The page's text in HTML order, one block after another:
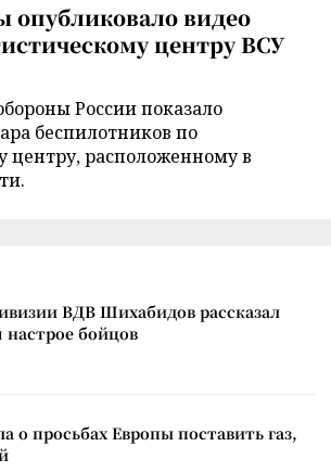
видео
центру ВСУ
России показало
беспилотников по
центру, расположенному в
ВДВ Шихабидов рассказал
бойцов
о просьбах Европы поставить газ,